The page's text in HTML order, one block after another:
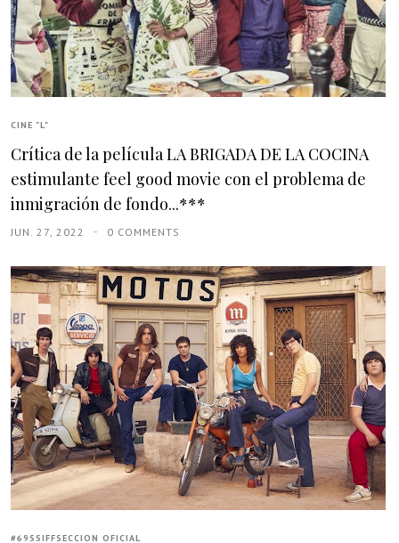
CINE "L"
Crítica de la película LA BRIGADA DE LA COCINA
estimulante feel good movie con el problema de
inmigración de fondo...***
JUN. 27, 2022 0 COMMENTS
#69SSIFFSECCION OFICIAL